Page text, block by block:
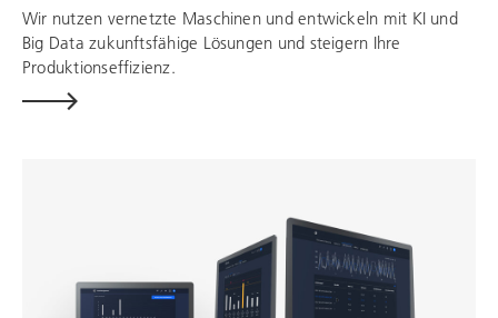
Wir nutzen vernetzte Maschinen und entwickeln mit KI und
Big Data zukunftsfähige Lösungen und steigern Ihre
Produktionseffizienz.